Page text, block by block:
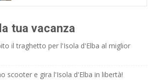
tua vacanza
il traghetto per l'Isola d'Elba al miglior
scooter e gira l'Isola d'Elba in libertà!